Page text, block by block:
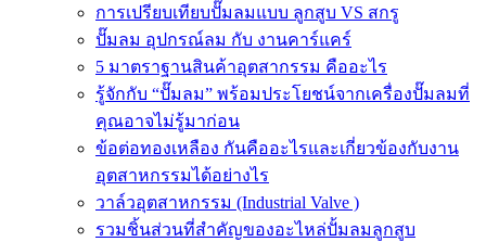
การเปรียบเทียบปั๊มลมแบบ ลูกสูบ VS สกรู
ปั๊มลม อุปกรณ์ลม กับ งานคาร์แคร์
5 มาตราฐานสินค้าอุตสากรรม คืออะไร
รู้จักกับ “ปั๊มลม” พร้อมประโยชน์จากเครื่องปั๊มลมที่
คุณอาจไม่รู้มาก่อน
ข้อต่อทองเหลือง กันคืออะไรและเกี่ยวข้องกับงาน
อุตสาหกรรมได้อย่างไร
วาล์วอุตสาหกรรม (Industrial Valve )
รวมชิ้นส่วนที่สำคัญของอะไหล่ปั้มลมลูกสูบ